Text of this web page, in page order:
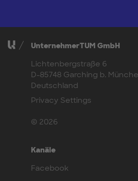
UnternehmerTUM GmbH
Lichtenbergstraße 6
D-85748 Garching b.
Deutschland
Privacy Settings
© 2026
Kanäle
Facebook